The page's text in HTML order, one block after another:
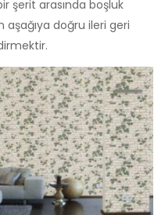
şerit arasında boşluk
aşağıya doğru ileri geri